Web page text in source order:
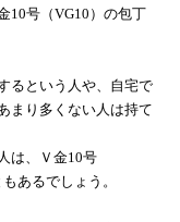
10号（VG10 ）の包丁
るという人や、自宅で
まり多くない人は持て
は、Ｖ金10号
あるでしょう。